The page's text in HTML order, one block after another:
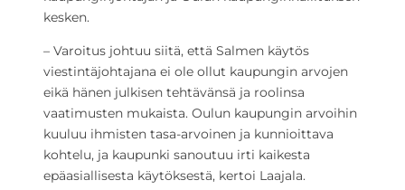
kesken.
– Varoitus johtuu siitä, että Salmen käytös
viestintäjohtajana ei ole ollut kaupungin arvojen
eikä hänen julkisen tehtävänsä ja roolinsa
vaatimusten mukaista. Oulun kaupungin arvoihin
kuuluu ihmisten tasa-arvoinen ja kunnioittava
kohtelu, ja kaupunki sanoutuu irti kaikesta
epäasiallisesta käytöksestä, kertoi Laajala.